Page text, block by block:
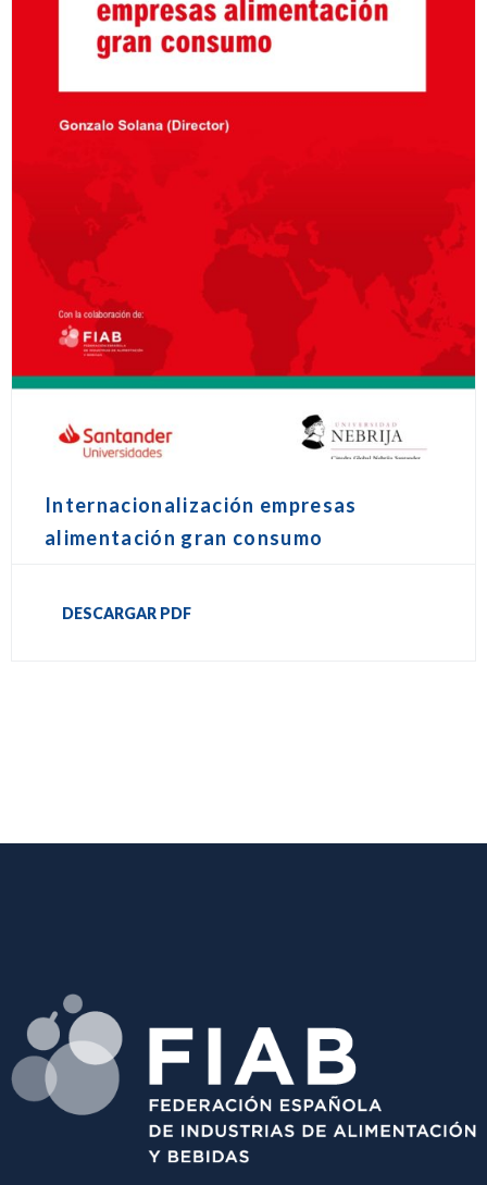
Internacionalización empresas
alimentación gran consumo
DESCARGAR PDF